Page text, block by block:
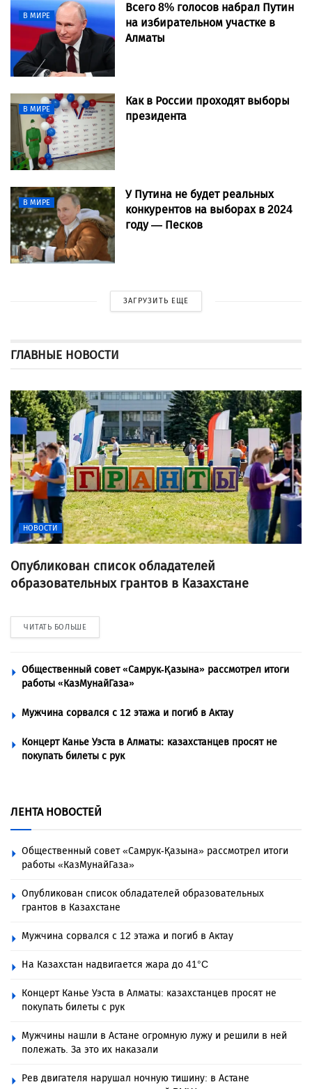
В МИРЕ
Всего 8% голосов набрал Путин
на избирательном участке в
Алматы
В МИРЕ
Как в России проходят выборы
президента
В МИРЕ
У Путина не будет реальных
конкурентов на выборах в 2024
году — Песков
ЗАГРУЗИТЬ ЕЩЕ
ГЛАВНЫЕ НОВОСТИ
НОВОСТИ
Опубликован список обладателей
образовательных грантов в Казахстане
ЧИТАТЬ БОЛЬШЕ
Общественный совет «Самрук-Қазына» рассмотрел итоги
работы «КазМунайГаза»
Мужчина сорвался с 12 этажа и погиб в Актау
Концерт Канье Уэста в Алматы: казахстанцев просят не
покупать билеты с рук
ЛЕНТА НОВОСТЕЙ
Общественный совет «Самрук-Қазына» рассмотрел итоги
работы «КазМунайГаза»
Опубликован список обладателей образовательных
грантов в Казахстане
Мужчина сорвался с 12 этажа и погиб в Актау
На Казахстан надвигается жара до 41°C
Концерт Канье Уэста в Алматы: казахстанцев просят не
покупать билеты с рук
Мужчины нашли в Астане огромную лужу и решили в ней
полежать. За это их наказали
Рев двигателя нарушал ночную тишину: в Астане